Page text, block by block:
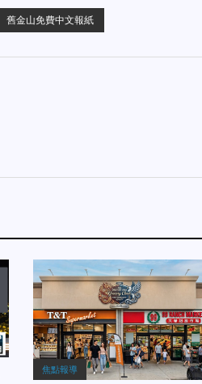
舊金山免費中文報紙
焦點報導